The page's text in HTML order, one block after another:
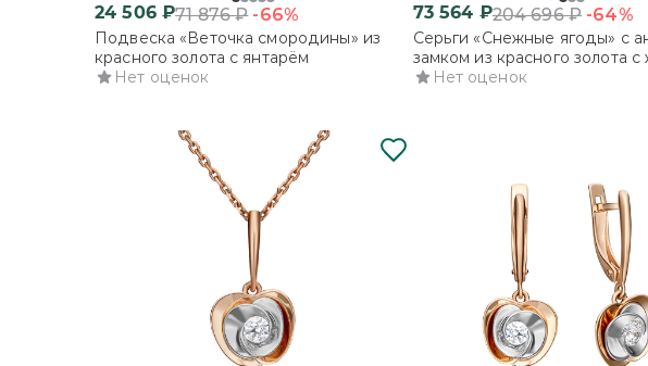
24 506₽71 876₽ -66%
Подвеска «Веточка смородины» из
красного золота с янтарём
Нет оценок
73 564 ₽204 696₽ -64%
Серьги «Снежные ягоды» с
замком из красного золота с
культивированным и
Нет оценок